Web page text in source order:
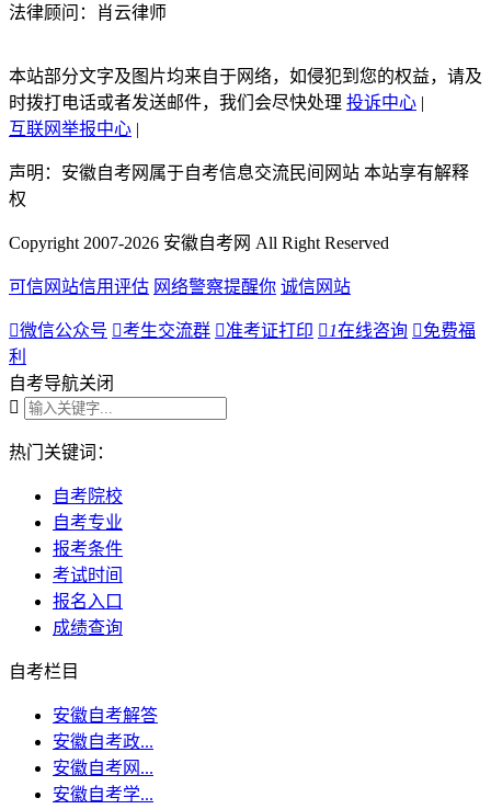
法律顾问：肖云律师
本站部分文字及图片均来自于网络，如侵犯到您的权益，请及
时拨打电话或者发送邮件，我们会尽快处理 投诉中心 |
互联网举报中心 |
声明：安徽自考网属于自考信息交流民间网站 本站享有解释
权
Copyright 2007-2026 安徽自考网 All Right Reserved
可信网站信用评估 网络警察提醒你 诚信网站
微信公众号 考生交流群 准考证打印  1在线咨询 免费福
利
自考导航关闭

热门关键词：
自考院校
自考专业
报考条件
考试时间
报名入口
成绩查询
自考栏目
安徽自考解答
安徽自考政...
安徽自考网...
安徽自考学...